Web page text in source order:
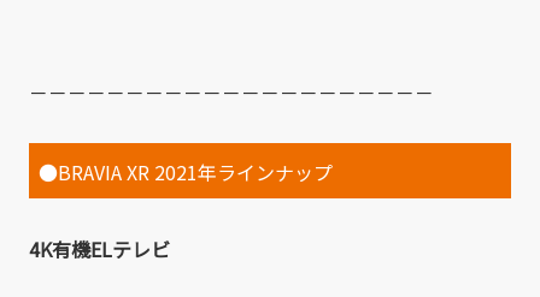
－－－－－－－－－－－－－－－－－－－－－
●BRAVIA XR 2021年ラインナップ
4K有機ELテレビ